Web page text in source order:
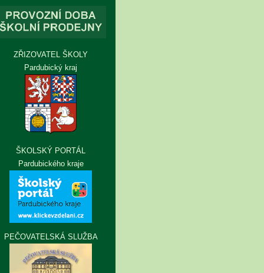
ZŘIZOVATEL ŠKOLY
Pardubický kraj
ŠKOLSKÝ PORTÁL
Pardubického kraje
PEČOVATELSKÁ SLUŽBA